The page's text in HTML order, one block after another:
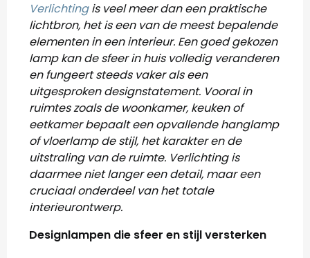
Verlichtingis veel meer dan een praktische
lichtbron, het is een van de meest bepalende
elementen in een interieur. Een goed gekozen
lamp kan de sfeer in huis volledig veranderen
en fungeert steeds vaker als een
uitgesproken designstatement. Vooral in
ruimtes zoals de woonkamer, keuken of
eetkamer bepaalt een opvallende hanglamp
of vloerlamp de stijl, het karakter en de
uitstraling van de ruimte. Verlichting is
daarmee niet langer een detail, maar een
cruciaal onderdeel van het totale
interieurontwerp.
Designlampen die sfeer en stijl versterken